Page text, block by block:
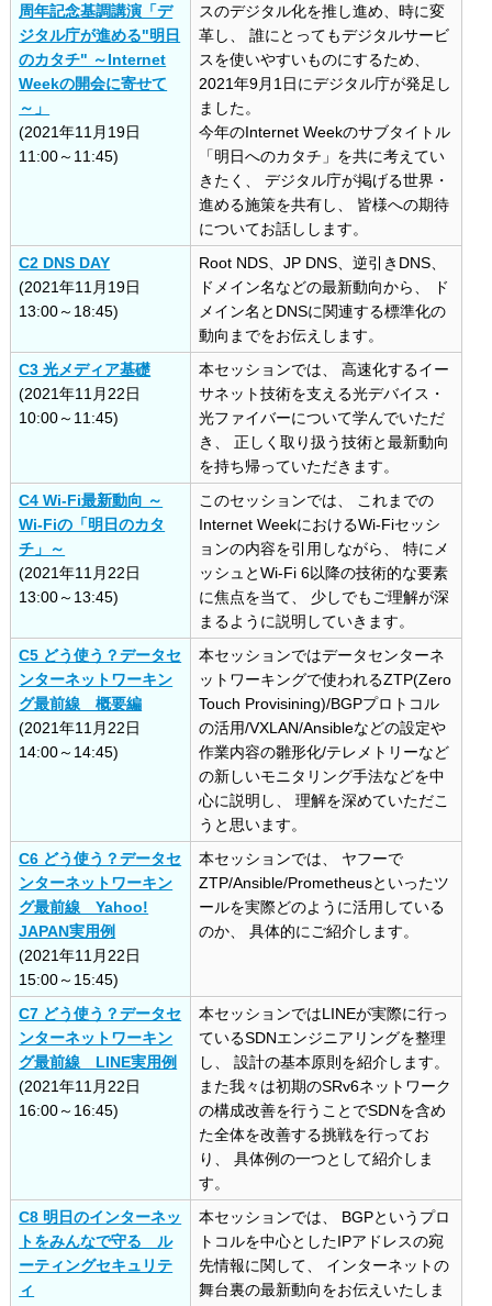
周年記念基調講演「デ
ジタル庁が進める"明日
のカタチ" ～Internet
Weekの開会に寄せて
～」
(2021年11月19日
11:00～11:45)
スのデジタル化を推し進め、時に変
革し、 誰にとってもデジタルサービ
スを使いやすいものにするため、
2021年9月1日にデジタル庁が発足し
ました。
今年のInternet Weekのサブタイトル
「明日へのカタチ」を共に考えてい
きたく、 デジタル庁が掲げる世界・
進める施策を共有し、 皆様への期待
についてお話しします。
C2 DNS DAY
(2021年11月19日
13:00～18:45)
Root NDS、JP DNS、逆引きDNS、
ドメイン名などの最新動向から、 ド
メイン名とDNSに関連する標準化の
動向までをお伝えします。
C3 光メディア基礎
(2021年11月22日
10:00～11:45)
本セッションでは、 高速化するイー
サネット技術を支える光デバイス・
光ファイバーについて学んでいただ
き、 正しく取り扱う技術と最新動向
を持ち帰っていただきます。
C4 Wi-Fi最新動向 ～
Wi-Fiの「明日のカタ
チ」～
(2021年11月22日
13:00～13:45)
このセッションでは、 これまでの
Internet WeekにおけるWi-Fiセッシ
ョンの内容を引用しながら、 特にメ
ッシュとWi-Fi 6以降の技術的な要素
に焦点を当て、 少しでもご理解が深
まるように説明していきます。
C5 どう使う？データセ
ンターネットワーキン
グ最前線 概要編
(2021年11月22日
14:00～14:45)
本セッションではデータセンターネ
ットワーキングで使われるZTP(Zero
Touch Provisining)/BGPプロトコル
の活用/VXLAN/Ansibleなどの設定や
作業内容の雛形化/テレメトリーなど
の新しいモニタリング手法などを中
心に説明し、 理解を深めていただこ
うと思います。
C6 どう使う？データセ
ンターネットワーキン
グ最前線 Yahoo!
JAPAN実用例
(2021年11月22日
15:00～15:45)
本セッションでは、 ヤフーで
ZTP/Ansible/Prometheusといったツ
ールを実際どのように活用している
のか、 具体的にご紹介します。
C7 どう使う？データセ
ンターネットワーキン
グ最前線 LINE実用例
(2021年11月22日
16:00～16:45)
本セッションではLINEが実際に行っ
ているSDNエンジニアリングを整理
し、 設計の基本原則を紹介します。
また我々は初期のSRv6ネットワーク
の構成改善を行うことでSDNを含め
た全体を改善する挑戦を行ってお
り、 具体例の一つとして紹介しま
す。
C8 明日のインターネッ
トをみんなで守る ル
ーティングセキュリテ
ィ
本セッションでは、 BGPというプロ
トコルを中心としたIPアドレスの宛
先情報に関して、 インターネットの
舞台裏の最新動向をお伝えいたしま